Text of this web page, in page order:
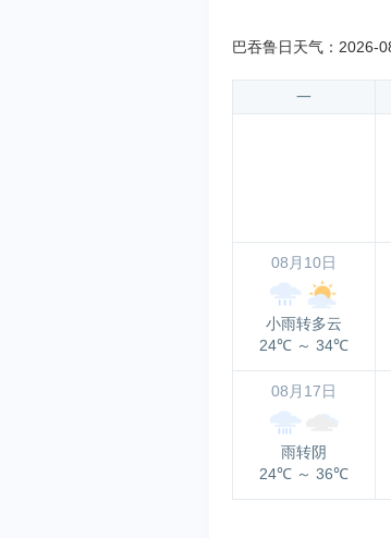
巴吞鲁日天气：2026-
一
08月10日
小雨转多云
24℃ ～ 34℃
08月17日
雨转阴
24℃ ～ 36℃